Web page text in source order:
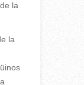
la
la